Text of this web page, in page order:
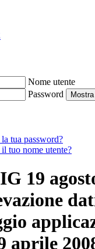
Nome utente
Password
tua password?
tuo nome utente?
19
aprile